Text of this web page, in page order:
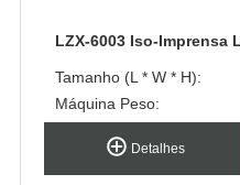
LZX-6003 Iso-Imprensa
Tamanho (L * W * H):
Máquina Peso:
Detalhes